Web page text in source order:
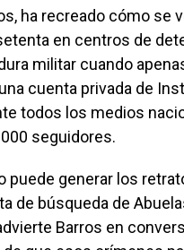
ha recreado cómo se
en centros de
militar cuando
cuenta privada de
todos los medios
seguidores.
puede generar los
de búsqueda de
Barros en